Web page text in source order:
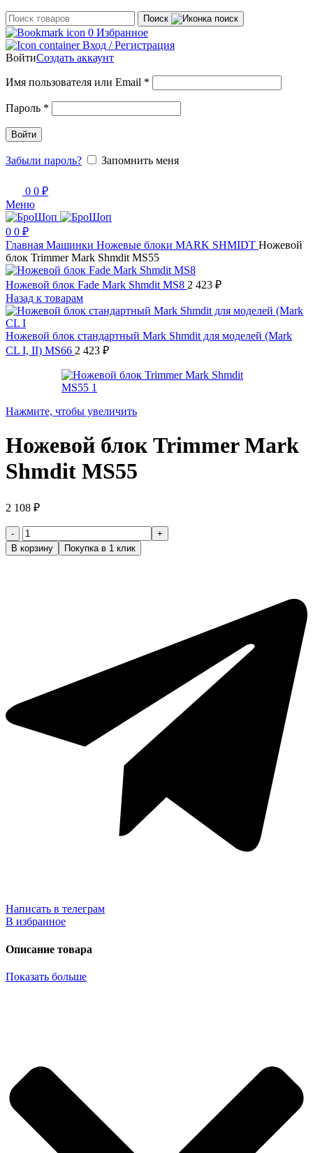
Поиск
0 Избранное
Вход / Регистрация
ВойтиСоздать аккаунт
Имя пользователя или Email *
Пароль *
Войти
Забыли пароль? Запомнить меня
0 0 ₽
Меню
0 0 ₽
Главная Машинки Ножевые блоки MARK SHMIDT Ножевой
блок Trimmer Mark Shmdit MS55
Ножевой блок Fade Mark Shmdit MS8 2 423 ₽
Назад к товарам
Ножевой блок стандартный Mark Shmdit для моделей (Mark
CL I, II) MS66 2 423 ₽
Нажмите, чтобы увеличить
Ножевой блок Trimmer Mark
Shmdit MS55
2 108 ₽
Количество
товара
Ножевой
В корзину Покупка в 1 клик
Написать в телеграм
В избранное
Описание товара
Показать больше